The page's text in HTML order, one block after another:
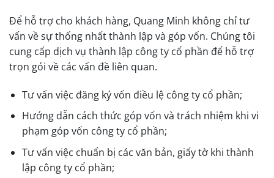
Để hỗ trợ cho khách hàng, Quang Minh không chỉ tư
vấn về sự thống nhất thành lập và góp vốn. Chúng tôi
cung cấp dịch vụ thành lập công ty cổ phần để hỗ trợ
trọn gói về các vấn đề liên quan.
Tư vấn việc đăng ký vốn điều lệ công ty cổ phần;
Hướng dẫn cách thức góp vốn và trách nhiệm khi vi
phạm góp vốn công ty cổ phần;
Tư vấn việc chuẩn bị các văn bản, giấy tờ khi thành
lập công ty cổ phần;